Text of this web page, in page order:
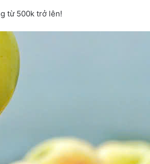
từ 500k trở lên!